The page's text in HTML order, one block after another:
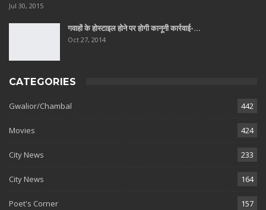
Jul 30, 2015
गवाहों के होस्टाइल होने पर होगी कानूनी कार्रवाई-…
Oct 27, 2014
CATEGORIES
Gwalior/Chambal 442
Movies 424
City News 233
City News 164
Poet's Corner 157